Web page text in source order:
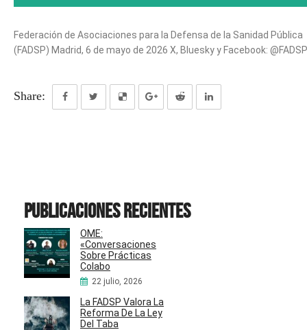
Federación de Asociaciones para la Defensa de la Sanidad Pública
(FADSP) Madrid, 6 de mayo de 2026 X, Bluesky y Facebook:
Share:
Publicaciones recientes
OME:
«Conversaciones
Sobre Prácticas
Colabo
22 julio, 2026
La FADSP Valora La
Reforma De La Ley
Del Taba